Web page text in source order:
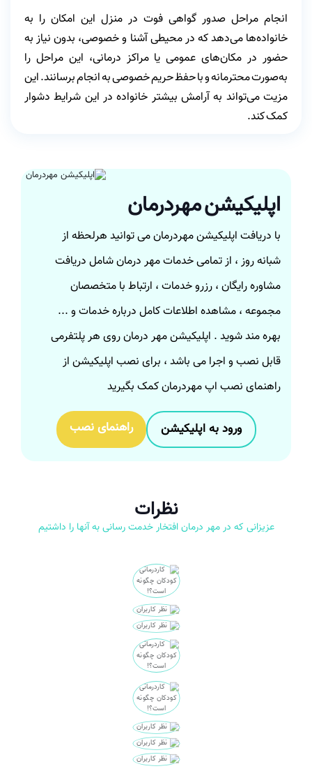
انجام مراحل صدور گواهی فوت در منزل این امکان را به
خانواده‌ها می‌دهد که در محیطی آشنا و خصوصی، بدون نیاز به
حضور در مکان‌های عمومی یا مراکز درمانی، این مراحل را
به‌صورت محترمانه و با حفظ حریم خصوصی به انجام برسانند. این
مزیت می‌تواند به آرامش بیشتر خانواده در این شرایط دشوار
کمک کند.
اپلیکیشن مهردرمان
با دریافت اپلیکیشن مهردرمان می توانید هرلحظه از
شبانه روز ، از تمامی خدمات مهر درمان شامل دریافت
مشاوره رایگان ، رزرو خدمات ، ارتباط با متخصصان
مجموعه ، مشاهده اطلاعات کامل درباره خدمات و ...
بهره مند شوید . اپلیکیشن مهر درمان روی هر پلتفرمی
قابل نصب و اجرا می باشد ، برای نصب اپلیکیشن از
راهنمای نصب اپ مهردرمان کمک بگیرید
ورود به اپلیکیشن راهنمای نصب
نظرات
عزیزانی که در مهر درمان افتخار خدمت رسانی به آنها را داشتیم